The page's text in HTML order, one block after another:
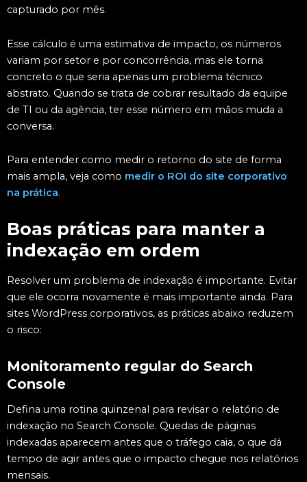
capturado por mês.
Esse cálculo é uma estimativa de impacto, os números
variam por setor e por concorrência, mas ele torna
concreto o que seria apenas um problema técnico
abstrato. Quando se trata de cobrar resultado da equipe
de TI ou da agência, ter esse número em mãos muda a
conversa.
Para entender como medir o retorno do site de forma
mais ampla, veja como medir o ROI do site corporativo
na prática.
Boas práticas para manter a
indexação em ordem
Resolver um problema de indexação é importante. Evitar
que ele ocorra novamente é mais importante ainda. Para
sites WordPress corporativos, as práticas abaixo reduzem
o risco:
Monitoramento regular do Search
Console
Defina uma rotina quinzenal para revisar o relatório de
indexação no Search Console. Quedas de páginas
indexadas aparecem antes que o tráfego caia, o que dá
tempo de agir antes que o impacto chegue nos relatórios
mensais.